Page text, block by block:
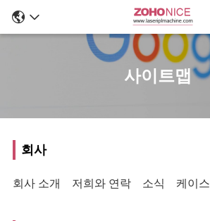
사이트맵
회사
회사 소개 저희와 연락 소식 케이스